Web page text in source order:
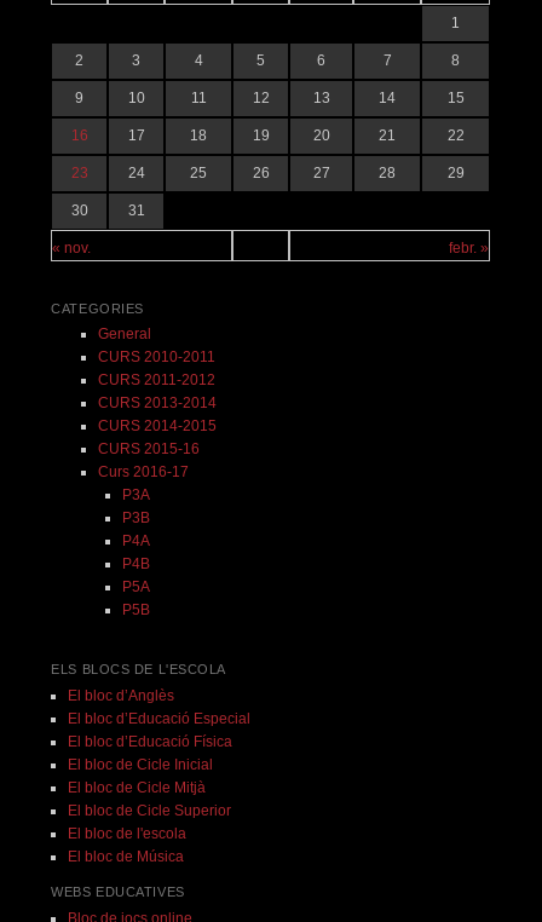
« nov. febr. »
1
2 3 4 5 6 7 8
9 10 11 12 13 14 15
16 17 18 19 20 21 22
23 24 25 26 27 28 29
30 31
CATEGORIES
General
CURS 2010-2011
CURS 2011-2012
CURS 2013-2014
CURS 2014-2015
CURS 2015-16
Curs 2016-17
P3A
P3B
P4A
P4B
P5A
P5B
ELS BLOCS DE L'ESCOLA
El bloc d’Anglès
El bloc d’Educació Especial
El bloc d’Educació Física
El bloc de Cicle Inicial
El bloc de Cicle Mitjà
El bloc de Cicle Superior
El bloc de l'escola
El bloc de Música
WEBS EDUCATIVES
Bloc de jocs online